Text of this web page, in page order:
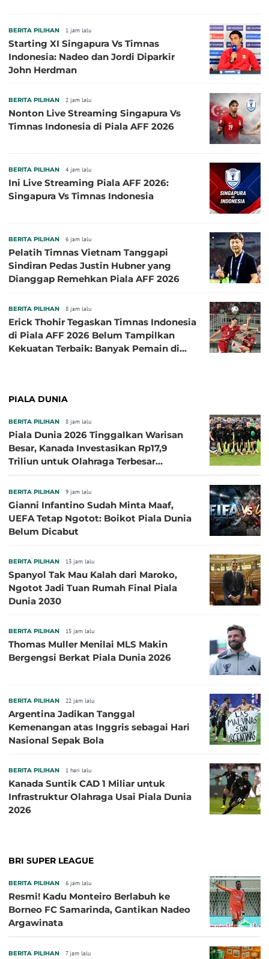
BERITA PILIHAN 1 jam lalu
Starting XI Singapura Vs Timnas
Indonesia: Nadeo dan Jordi Diparkir
John Herdman
BERITA PILIHAN 2 jam lalu
Nonton Live Streaming Singapura Vs
Timnas Indonesia di Piala AFF 2026
BERITA PILIHAN 4 jam lalu
Ini Live Streaming Piala AFF 2026:
Singapura Vs Timnas Indonesia
BERITA PILIHAN 6 jam lalu
Pelatih Timnas Vietnam Tanggapi
Sindiran Pedas Justin Hubner yang
Dianggap Remehkan Piala AFF 2026
BERITA PILIHAN 8 jam lalu
Erick Thohir Tegaskan Timnas Indonesia
di Piala AFF 2026 Belum Tampilkan
Kekuatan Terbaik: Banyak Pemain di
PIALA DUNIA
BERITA PILIHAN 8 jam lalu
Piala Dunia 2026 Tinggalkan Warisan
Besar, Kanada Investasikan Rp17,9
Triliun untuk Olahraga Terbesar
BERITA PILIHAN 9 jam lalu
Gianni Infantino Sudah Minta Maaf,
UEFA Tetap Ngotot: Boikot Piala Dunia
Belum Dicabut
BERITA PILIHAN 13 jam lalu
Spanyol Tak Mau Kalah dari Maroko,
Ngotot Jadi Tuan Rumah Final Piala
Dunia 2030
BERITA PILIHAN 15 jam lalu
Thomas Muller Menilai MLS Makin
Bergengsi Berkat Piala Dunia 2026
BERITA PILIHAN 22 jam lalu
Argentina Jadikan Tanggal
Kemenangan atas Inggris sebagai Hari
Nasional Sepak Bola
BERITA PILIHAN 1 hari lalu
Kanada Suntik CAD 1 Miliar untuk
Infrastruktur Olahraga Usai Piala Dunia
2026
BRI SUPER LEAGUE
BERITA PILIHAN 6 jam lalu
Resmi! Kadu Monteiro Berlabuh ke
Borneo FC Samarinda, Gantikan Nadeo
Argawinata
BERITA PILIHAN 7 jam lalu